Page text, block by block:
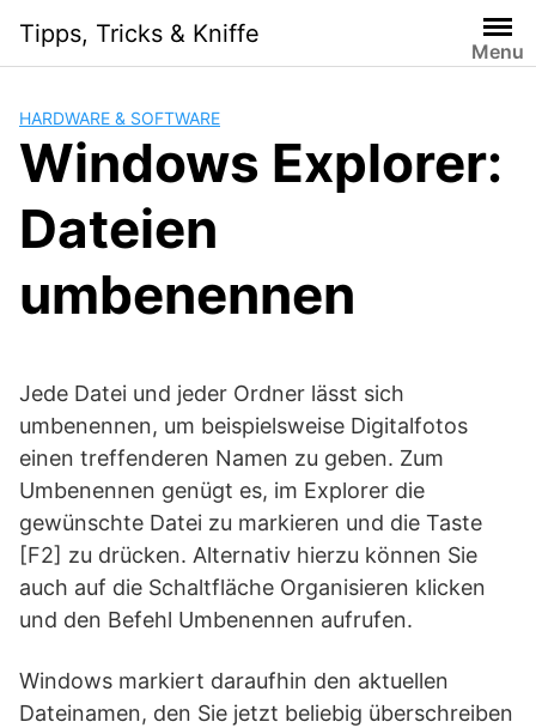
content
Tipps, Tricks & Kniffe
Menu
HARDWARE & SOFTWARE
Windows Explorer:
Dateien
umbenennen
Jede Datei und jeder Ordner lässt sich
umbenennen, um beispielsweise Digitalfotos
einen treffenderen Namen zu geben. Zum
Umbenennen genügt es, im Explorer die
gewünschte Datei zu markieren und die Taste
[F2] zu drücken. Alternativ hierzu können Sie
auch auf die Schaltfläche Organisieren klicken
und den Befehl Umbenennen aufrufen.
Windows markiert daraufhin den aktuellen
Dateinamen, den Sie jetzt beliebig überschreiben